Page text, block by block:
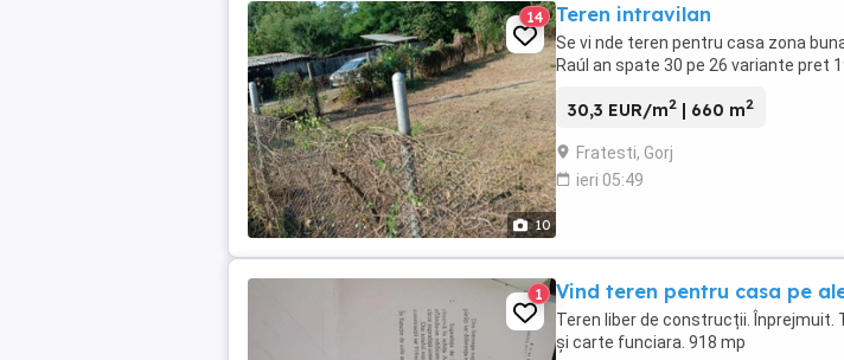
10
14 Teren intravilan
Se vi nde teren pentru casa zona
Raúl an spate 30 pe 26 variante pret
30,3 EUR/m2 | 660 m2
Fratesti, Gorj
ieri 05:49
1 Vind teren pentru casa pe
Teren liber de construcții.
și carte funciara. 918 mp